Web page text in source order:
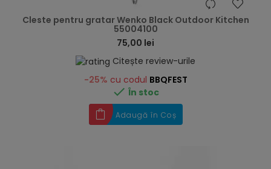
Cleste pentru gratar Wenko Black Outdoor Kitchen
55004100
75,00 lei
Citește review-urile
-25% cu codul BBQFEST
 În stoc
Adaugă în Coș